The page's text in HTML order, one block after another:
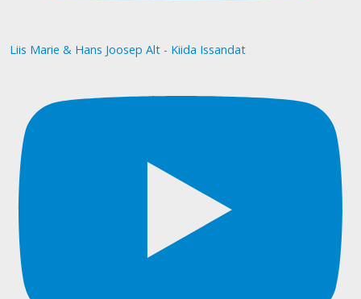
Liis Marie & Hans Joosep Alt - Kiida Issandat